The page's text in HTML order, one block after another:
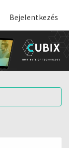
Bejelentkezés